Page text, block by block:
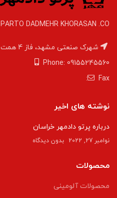
PARTO DADMEHR KHORASAN .CO .
شهرک صنعتی مشهد، فاز 4 همت 5
Phone: 09155245560
Fax:
نوشته های اخیر
درباره پرتو دادمهر خراسان
نوامبر 27, 2022 بدون دیدگاه
محصولات
محصولات آلومینی